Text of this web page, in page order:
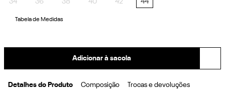
34 36 38 40 42 44
Tabela de Medidas
Adicionar à sacola
Detalhes do Produto Composição Trocas e devoluções